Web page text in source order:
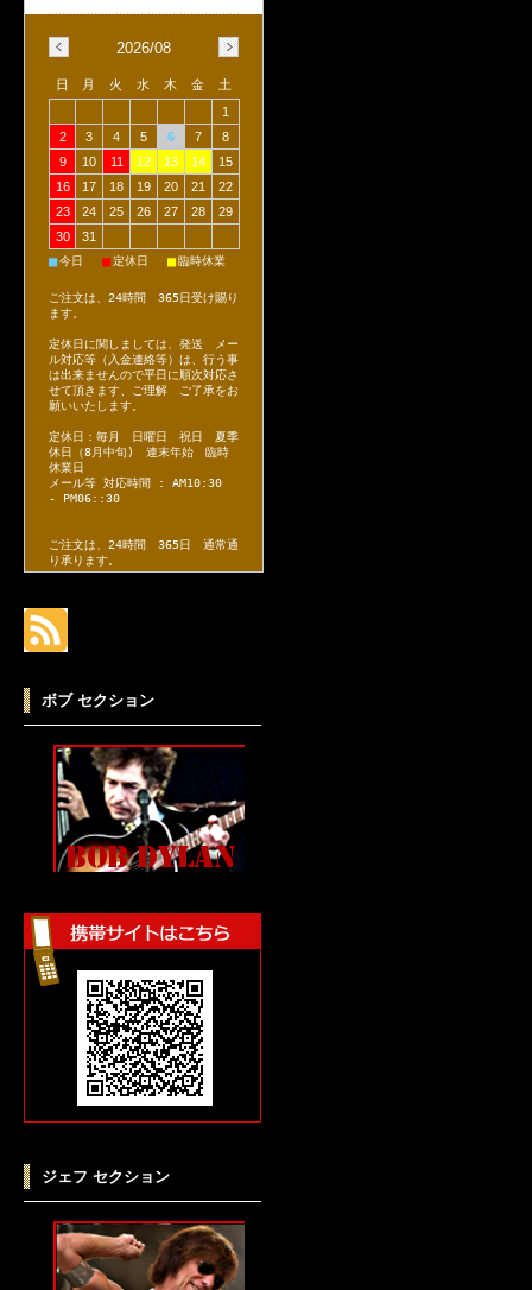
2026/08
日 月 火 水 木 金
土
1
2
3 4 5 6 7
8
9
10 11 12 13 14
15
16
17 18 19 20 21
22
23
24 25 26 27 28
29
30
31
■今日 ■定休日 ■臨時休業
ご注文は、24時間 365日受け賜り
ます。
定休日に関しましては、発送 メー
ル対応等（入金連絡等）は、行う事
は出来ませんので平日に順次対応さ
せて頂きます、ご理解 ご了承をお
願いいたします。
定休日：毎月 日曜日 祝日 夏季
休日（8月中旬) 連末年始 臨時
休業日
メール等 対応時間 : AM10:30
- PM06::30
ご注文は、24時間 365日 通常通
り承ります。
ボブ セクション
ジェフ セクション